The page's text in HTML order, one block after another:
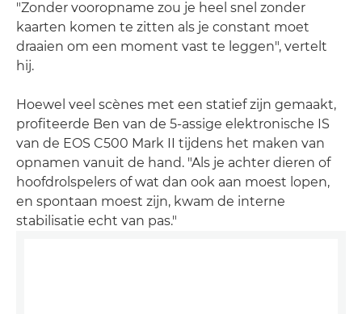
"Zonder vooropname zou je heel snel zonder
kaarten komen te zitten als je constant moet
draaien om een moment vast te leggen", vertelt
hij.
Hoewel veel scènes met een statief zijn gemaakt,
profiteerde Ben van de 5-assige elektronische IS
van de EOS C500 Mark II tijdens het maken van
opnamen vanuit de hand. "Als je achter dieren of
hoofdrolspelers of wat dan ook aan moest lopen,
en spontaan moest zijn, kwam de interne
stabilisatie echt van pas."